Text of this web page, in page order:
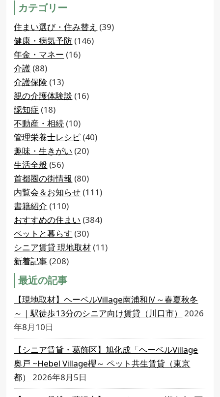
カテゴリー
住まい選び・住み替え (39)
健康・病気予防 (146)
年金・マネー (16)
介護 (88)
介護保険 (13)
親の介護体験談 (16)
認知症 (18)
不動産・相続 (10)
管理栄養士レシピ (40)
趣味・生きがい (20)
生活全般 (56)
首都圏の街情報 (80)
内覧会＆お知らせ (111)
書籍紹介 (110)
おすすめの住まい (384)
ペットと暮らす (30)
シニア賃貸 現地取材 (11)
新着記事 (208)
最近の記事
【現地取材】ヘーベルVillage南浦和Ⅳ～春夏秋冬
～｜駅徒歩13分のシニア向け賃貸（川口市）
2026
年8月10日
【シニア賃貸・葛飾区】旭化成「ヘーベルVillage
奥戸 ~Hebel Village櫻～ ペット共生賃貸（東京
都）
2026年8月5日